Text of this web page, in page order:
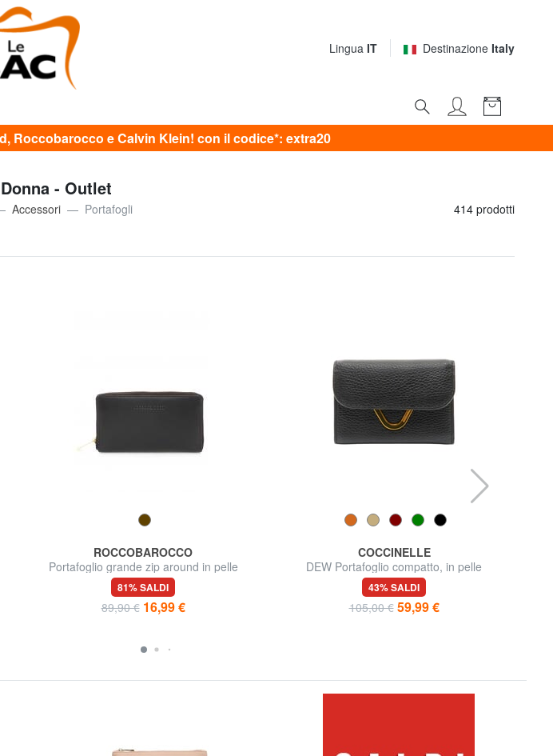
Lingua IT Destinazione Italy
Roccobarocco e Calvin Klein! con il codice*: extra20
- Outlet
Accessori Portafogli 414 prodotti
ROCCOBAROCCO
Portafoglio grande zip around in pelle
81% SALDI
89,90 € 16,99 €
COCCINELLE
DEW Portafoglio compatto, in pelle
43% SALDI
105,00 € 59,99 €